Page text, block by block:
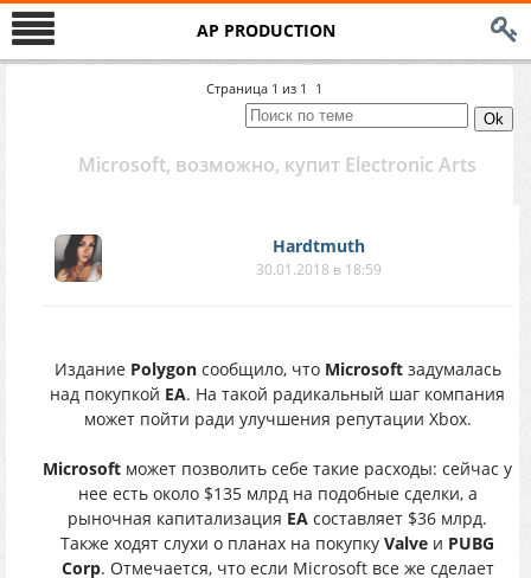
AP PRODUCTION
Страница 1 из 1 1
Microsoft, возможно, купит Electronic Arts
Hardtmuth
30.01.2018 в 18:59
Издание Polygonсообщило, что Microsoftзадумалась
над покупкой EA. На такой радикальный шаг компания
может пойти ради улучшения репутации Xbox.
Microsoft может позволить себе такие расходы: сейчас у
нее есть около $135 млрд на подобные сделки, а
рыночная капитализация EA составляет $36 млрд.
Также ходят слухи о планах на покупку Valve и PUBG
Corp. Отмечается, что если Microsoft все же сделает